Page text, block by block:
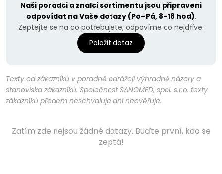
Naši poradci a znalci sortimentu jsou připraveni
odpovídat na Vaše dotazy (Po–Pá, 8–18 hod).
Zeptejte se na co potřebujete, odpovíme co nejdříve.
Položit dotaz
Texty od zákazníků v poradně odrážejí výhradně názory a
stanoviska zákazníků. Společnost SANOMED, spol. s.r.o. texty
zákazníků předem neschvaluje ani neověřuje.
Zatím zde nejsou žádné dotazy. Buďte první, kdo se
zeptá!